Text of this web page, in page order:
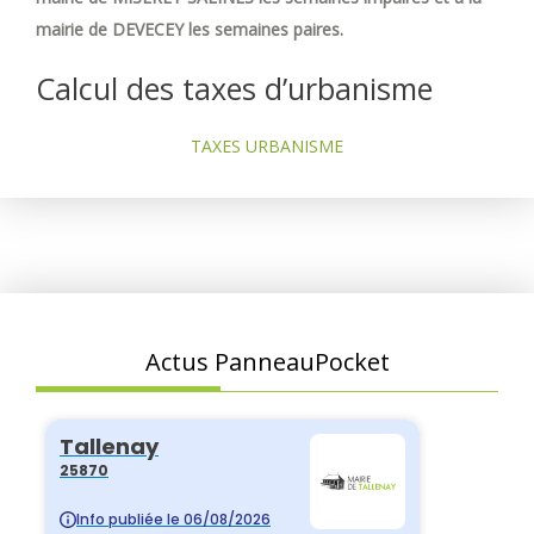
mairie de DEVECEY les semaines paires.
Calcul des taxes d’urbanisme
TAXES URBANISME
Actus PanneauPocket